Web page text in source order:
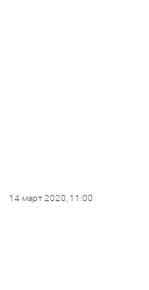
14 март 2020, 11:00